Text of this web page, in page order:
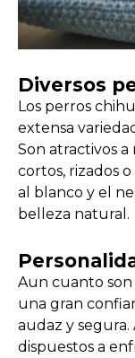
Diversos
Los perros
extensa
Son atractivos
cortos, rizados
al blanco y el
belleza natural.
Aun cuanto
una gran
audaz y segura.
dispuestos a